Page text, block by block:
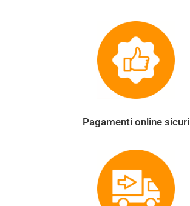
Pagamenti online sicuri